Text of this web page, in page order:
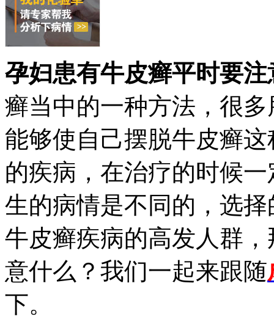
孕妇患有牛皮癣平时要注
癣当中的一种方法，很
能够使自己摆脱牛皮癣
的疾病，在治疗的时候
生的病情是不同的，选
牛皮癣疾病的高发人群
意什么？我们一起来跟随
下。